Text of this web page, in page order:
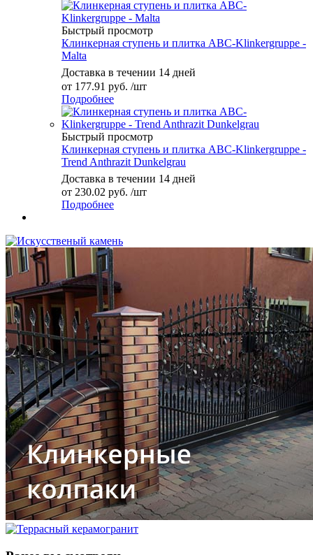
Быстрый просмотр
Клинкерная ступень и плитка ABC-Klinkergruppe -
Malta
Доставка в течении 14 дней
от 177.91 руб. /шт
Подробнее
Быстрый просмотр
Клинкерная ступень и плитка ABC-Klinkergruppe -
Trend Anthrazit Dunkelgrau
Доставка в течении 14 дней
от 230.02 руб. /шт
Подробнее